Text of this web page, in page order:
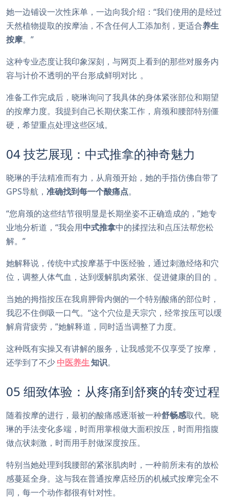
她一边铺设一次性床单，一边向我介绍：“我们使用的是经过
天然植物提取的按摩油，不含任何人工添加剂，更适合养生
按摩。”
这种专业态度让我印象深刻，与网页上看到的那些对服务内
容与计价不透明的平台形成鲜明对比 。
准备工作完成后，晓琳询问了我具体的身体紧张部位和期望
的按摩力度。我提到自己长期伏案工作，肩颈和腰部特别僵
硬，希望重点处理这些区域。
04 技艺展现：中式推拿的神奇魅力
晓琳的手法精准而有力，从肩颈开始，她的手指仿佛自带了
GPS导航， 准确找到每一个酸痛点。
“您肩颈的这些结节很明显是长期坐姿不正确造成的，”她专
业地分析道，“我会用中式推拿中的揉捏法和点压法帮您松
解。”
她解释说，传统中式按摩基于中医经验，通过刺激经络和穴
位，调整人体气血，达到缓解肌肉紧张、促进健康的目的 。
当她的拇指按压在我肩胛骨内侧的一个特别酸痛的部位时，
我忍不住倒吸一口气。“这个穴位是天宗穴，经常按压可以缓
解肩背疲劳，”她解释道，同时适当调整了力度。
这种既有实操又有讲解的服务，让我感觉不仅享受了按摩，
还学到了不少中医养生知识。
05 细致体验：从疼痛到舒爽的转变过程
随着按摩的进行，最初的酸痛感逐渐被一种舒畅感取代。晓
琳的手法变化多端，时而用掌根做大面积按压，时而用指腹
做点状刺激，时而用手肘做深度按压。
特别当她处理到我腰部的紧张肌肉时，一种前所未有的放松
感蔓延全身。这与我在普通按摩店经历的机械式按摩完全不
同，每一个动作都很有针对性。